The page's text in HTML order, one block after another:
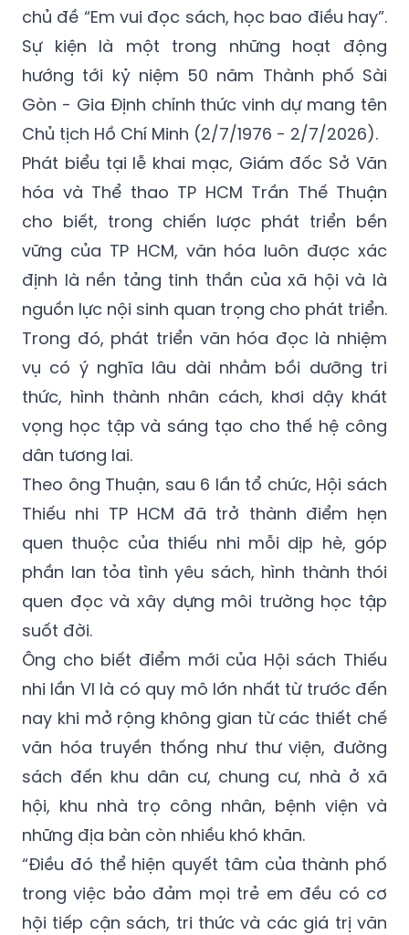
chủ đề “Em vui đọc sách, học bao điều hay”.
Sự kiện là một trong những hoạt động
hướng tới kỷ niệm 50 năm Thành phố Sài
Gòn - Gia Định chính thức vinh dự mang tên
Chủ tịch Hồ Chí Minh (2/7/1976 - 2/7/2026).
Phát biểu tại lễ khai mạc, Giám đốc Sở Văn
hóa và Thể thao TP HCM Trần Thế Thuận
cho biết, trong chiến lược phát triển bền
vững của TP HCM, văn hóa luôn được xác
định là nền tảng tinh thần của xã hội và là
nguồn lực nội sinh quan trọng cho phát triển.
Trong đó, phát triển văn hóa đọc là nhiệm
vụ có ý nghĩa lâu dài nhằm bồi dưỡng tri
thức, hình thành nhân cách, khơi dậy khát
vọng học tập và sáng tạo cho thế hệ công
dân tương lai.
Theo ông Thuận, sau 6 lần tổ chức, Hội sách
Thiếu nhi TP HCM đã trở thành điểm hẹn
quen thuộc của thiếu nhi mỗi dịp hè, góp
phần lan tỏa tình yêu sách, hình thành thói
quen đọc và xây dựng môi trường học tập
suốt đời.
Ông cho biết điểm mới của Hội sách Thiếu
nhi lần VI là có quy mô lớn nhất từ trước đến
nay khi mở rộng không gian từ các thiết chế
văn hóa truyền thống như thư viện, đường
sách đến khu dân cư, chung cư, nhà ở xã
hội, khu nhà trọ công nhân, bệnh viện và
những địa bàn còn nhiều khó khăn.
“Điều đó thể hiện quyết tâm của thành phố
trong việc bảo đảm mọi trẻ em đều có cơ
hội tiếp cận sách, tri thức và các giá trị văn